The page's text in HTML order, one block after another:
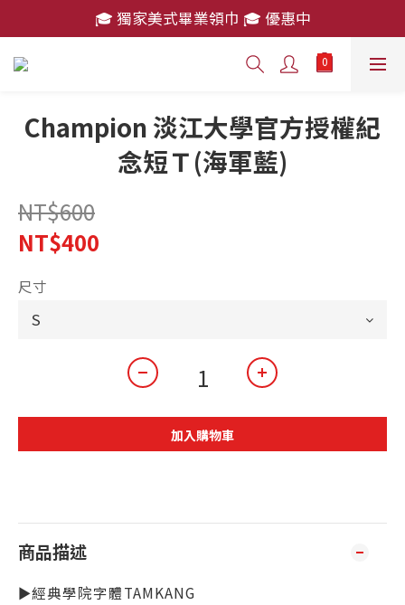
🎓 獨家美式畢業領巾 🎓 優惠中
🎓 獨家美式畢業領巾 🎓 優惠中
消費滿 $2,000 免運費
Champion 淡江大學官方授權紀
念短Ｔ(海軍藍)
NT$600
NT$400
尺寸
加入購物車
商品描述
►經典學院字體TAMKANG